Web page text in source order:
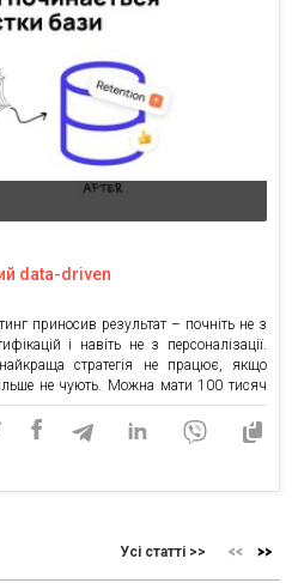
data-driven
приносив результат – почніть не з
і навіть не з персоналізації.
стратегія не працює, якщо
не чують. Можна мати 100 тисяч
відкриває лише 2% з них – […]
Усі статті >>